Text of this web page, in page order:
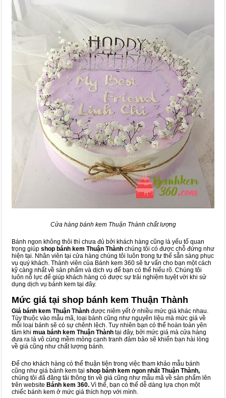
Cửa hàng bánh kem Thuận Thành chất lượng
Bánh ngon không thôi thì chưa đủ bởi khách hàng cũng là yếu tố quan
trọng giúp shop bánh kem Thuận Thành chúng tôi có được chỗ đứng như
hiện tại. Nhân viên tại cửa hàng chúng tôi luôn trong tư thế sẵn sàng phục
vụ quý khách. Thành viên của Bánh kem 360 sẽ tư vấn cho bạn một cách
kỹ càng nhất về sản phẩm và dịch vụ để bạn có thể hiểu rõ. Chúng tôi
luôn nỗ lực để giúp khách hàng có được sự trải nghiệm tuyệt vời khi sử
dụng dịch vụ bánh kem tại đây.
Mức giá tại shop bánh kem Thuận Thành
Giá bánh kem Thuận Thành được niêm yết ở nhiều mức giá khác nhau.
Tùy thuộc vào mẫu mã, loại bánh cũng như nguyên liệu mà mức giá về
mỗi loại bánh sẽ có sự chênh lệch. Tuy nhiên bạn có thể hoàn toàn yên
tâm khi mua bánh kem Thuận Thành tại đây, bởi mức giá mà cửa hàng
đưa ra là vô cùng mềm mỏng cạnh tranh đảm bảo sẽ khiến bạn hài lòng
về giá cũng như chất lượng bánh.
Để cho khách hàng có thể thuận tiện trong việc tham khảo mẫu bánh
cũng như giá bánh kem tại shop bánh kem ngon nhất Thuận Thành,
chúng tôi đã đăng tải thông tin về giá cũng như mẫu mã về sản phẩm lên
trên website Bánh kem 360. Vì thế, bạn có thể dễ dàng lựa chọn một
chiếc bánh kem ở mức giá thích hợp với mình.